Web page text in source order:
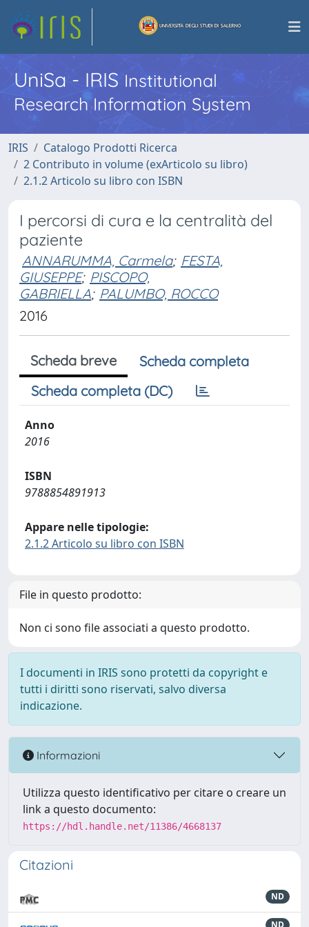
UniSa - IRISInstitutional
Research Information System
IRIS
Catalogo Prodotti Ricerca
2 Contributo in volume (exArticolo su libro)
2.1.2 Articolo su libro con ISBN
I percorsi di cura e la centralità del
paziente
ANNARUMMA, Carmela; FESTA,
GIUSEPPE; PISCOPO,
GABRIELLA; PALUMBO, ROCCO
2016
Scheda breve
Scheda completa
Scheda completa (DC)
Anno
2016
ISBN
9788854891913
Appare nelle tipologie:
2.1.2 Articolo su libro con ISBN
File in questo prodotto:
Non ci sono file associati a questo prodotto.
I documenti in IRIS sono protetti da copyright e
tutti i diritti sono riservati, salvo diversa
indicazione.
Informazioni
Utilizza questo identificativo per citare o creare un
link a questo documento:
https://hdl.handle.net/11386/4668137
Citazioni
ND